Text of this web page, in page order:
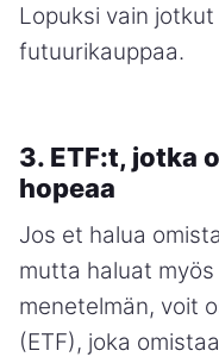
Lopuksi vain
futuurikauppaa.
3. ETF:t, jotka
hopeaa
Jos et halua
mutta haluat
menetelmän, voit
(ETF), joka